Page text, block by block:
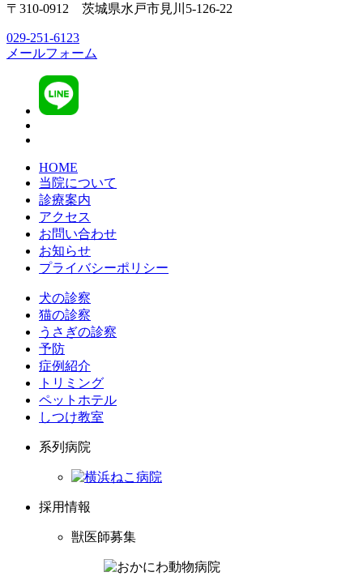
〒310-0912 茨城県水戸市見川5-126-22
029-251-6123
メールフォーム
HOME
当院について
診療案内
アクセス
お問い合わせ
お知らせ
プライバシーポリシー
犬の診察
猫の診察
うさぎの診察
予防
症例紹介
トリミング
ペットホテル
しつけ教室
系列病院
採用情報
獣医師募集